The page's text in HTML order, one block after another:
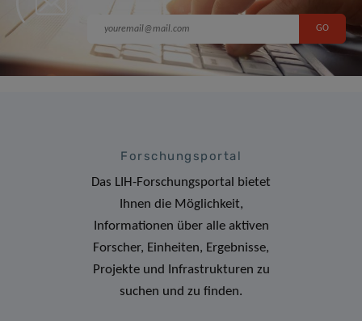
Forschungsportal
Das LIH-Forschungsportal bietet
Ihnen die Möglichkeit,
Informationen über alle aktiven
Forscher, Einheiten, Ergebnisse,
Projekte und Infrastrukturen zu
suchen und zu finden.